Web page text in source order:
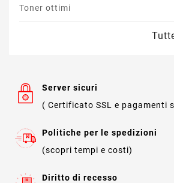
Toner ottimi
Server sicuri
( Certificato SSL e pagamenti
Politiche per le spedizioni
(scopri tempi e costi)
Diritto di recesso